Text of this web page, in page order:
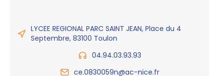
LYCEE REGIONAL PARC SAINT JEAN, Place du 4
Septembre, 83100 Toulon
04.94.03.93.93
ce.0830059n@ac-nice.fr